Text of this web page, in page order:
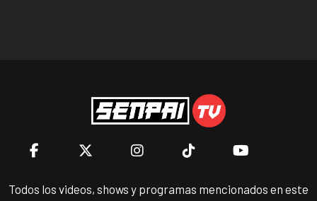
Todos los videos, shows y programas mencionados en este